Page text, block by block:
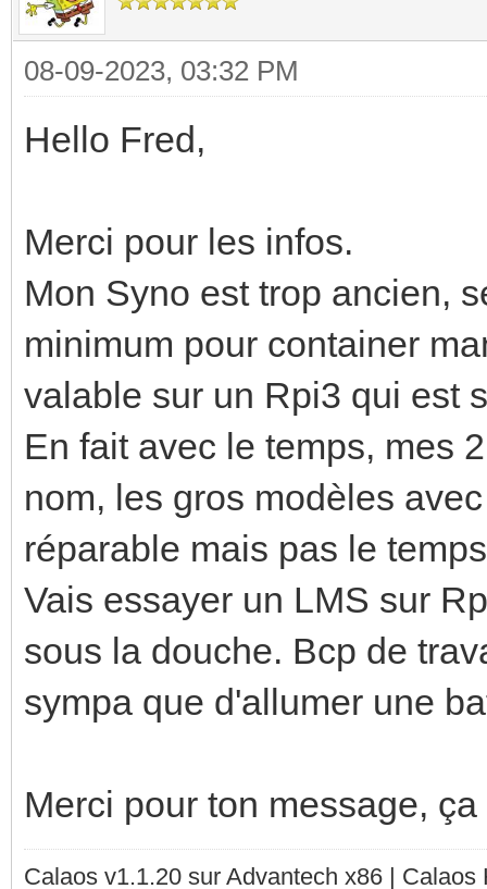
08-09-2023, 03:32 PM
Hello Fred,
Merci pour les infos.
Mon Syno est trop ancien,
minimum pour container
valable sur un Rpi3 qui est
En fait avec le temps, mes
nom, les gros modèles
réparable mais pas le
Vais essayer un LMS sur
sous la douche. Bcp de
sympa que d'allumer une
Merci pour ton message,
Calaos v1.1.20 sur Advantech x86 |